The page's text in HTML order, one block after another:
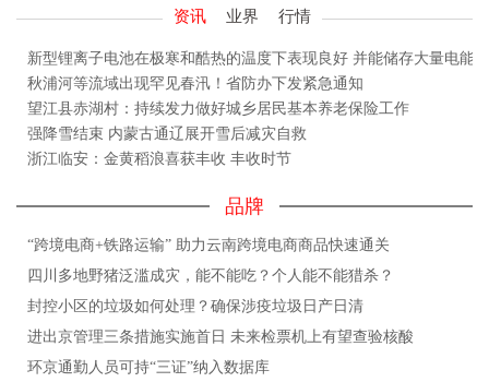
资讯 业界 行情
新型锂离子电池在极寒和酷热的温度下表现良好 并能储存大量电能
秋浦河等流域出现罕见春汛！省防办下发紧急通知
望江县赤湖村：持续发力做好城乡居民基本养老保险工作
强降雪结束 内蒙古通辽展开雪后减灾自救
浙江临安：金黄稻浪喜获丰收 丰收时节
品牌
“跨境电商+铁路运输” 助力云南跨境电商商品快速通关
四川多地野猪泛滥成灾，能不能吃？个人能不能猎杀？
封控小区的垃圾如何处理？确保涉疫垃圾日产日清
进出京管理三条措施实施首日 未来检票机上有望查验核酸
环京通勤人员可持“三证”纳入数据库